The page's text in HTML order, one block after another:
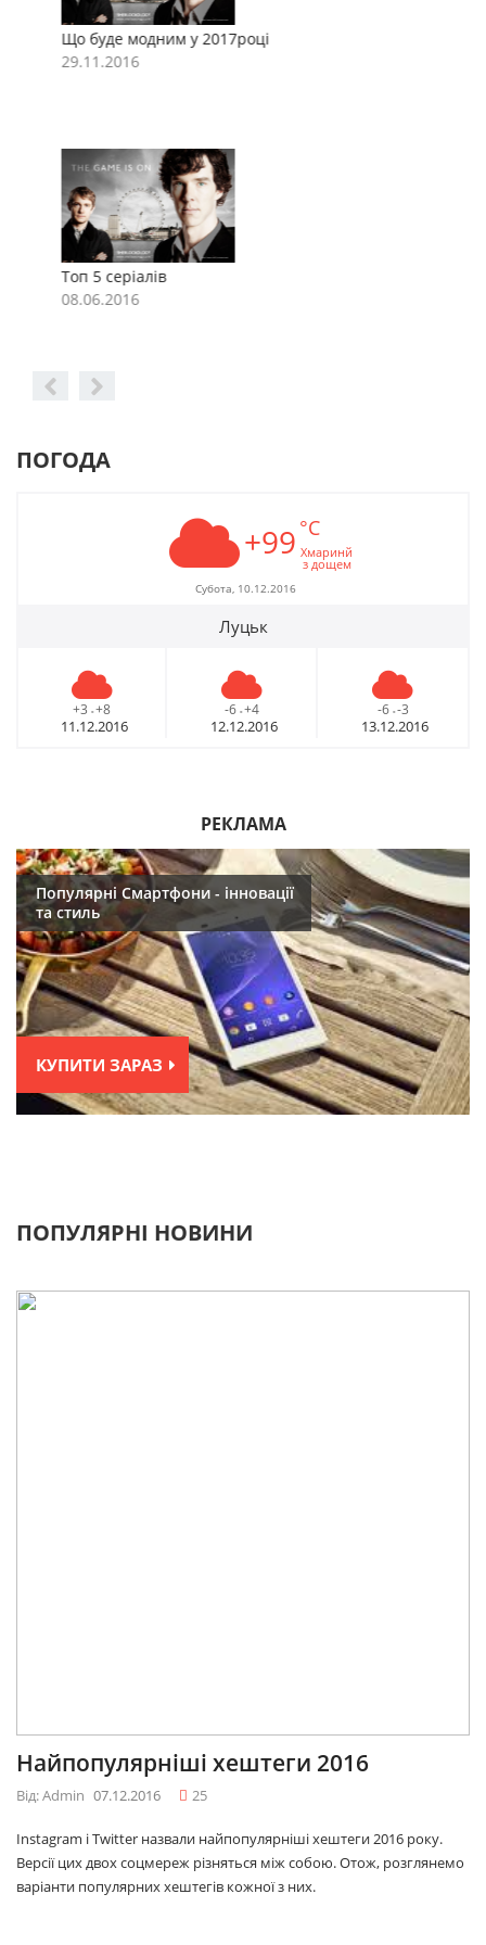
Що буде модним у 2017році
29.11.2016
Топ 5 серіалів
08.06.2016
ПОГОДА
+99 °C
Хмаринй
з дощем
Субота, 10.12.2016
Луцьк
+3 - +8
11.12.2016
-6 - +4
12.12.2016
-6 - -3
13.12.2016
РЕКЛАМА
Популярні Смартфони - інновації
та стиль
КУПИТИ ЗАРАЗ
ПОПУЛЯРНІ НОВИНИ
Найпопулярніші хештеги 2016
Від: Admin 07.12.2016 25
Instagram і Twitter назвали найпопулярніші хештеги 2016 року.
Версії цих двох соцмереж різняться між собою. Отож, розглянемо
варіанти популярних хештегів кожної з них.